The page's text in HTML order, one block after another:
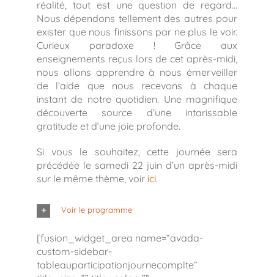
réalité, tout est une question de regard…
Nous dépendons tellement des autres pour
exister que nous finissons par ne plus le voir.
Curieux paradoxe ! Grâce aux
enseignements reçus lors de cet après-midi,
nous allons apprendre à nous émerveiller
de l’aide que nous recevons à chaque
instant de notre quotidien. Une magnifique
découverte source d’une intarissable
gratitude et d’une joie profonde.
Si vous le souhaitez, cette journée sera
précédée le samedi 22 juin d’un après-midi
sur le même thème, voir ici.
Voir le programme
[fusion_widget_area name=“avada-
custom-sidebar-
tableauparticipationjournecomplte”